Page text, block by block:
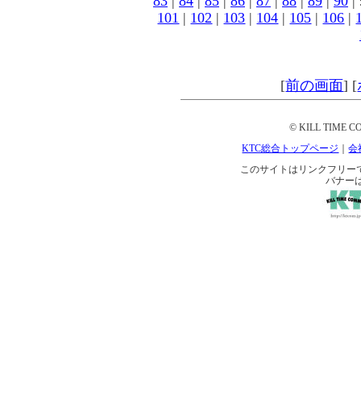
101 | 102 | 103 | 104 | 105 | 106 |
[前の画面] [
© KILL TIME
KTC総合トップページ
｜会
このサイトはリンクフリー
バナー